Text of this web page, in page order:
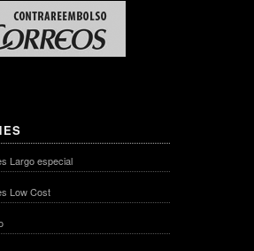
Largo especial
Low Cost